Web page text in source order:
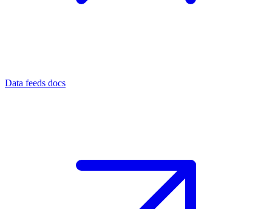
Data feeds docs